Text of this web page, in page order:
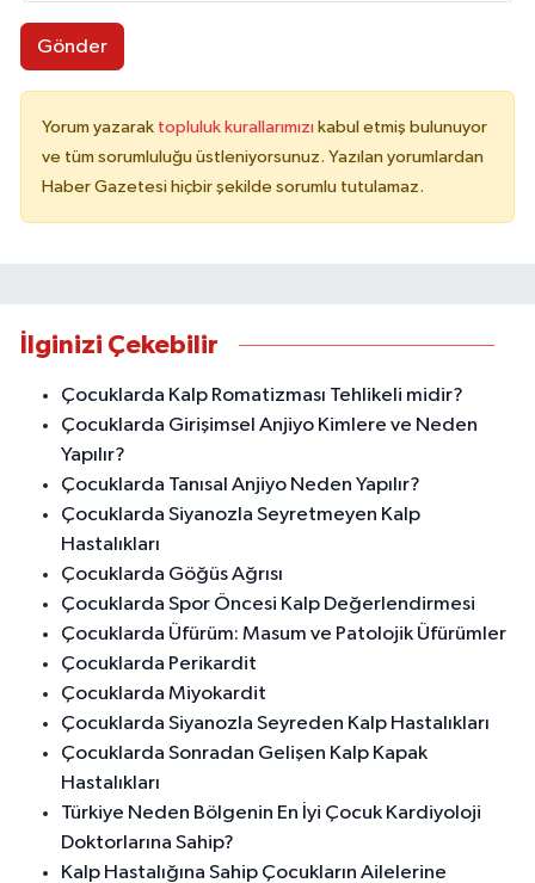
Gönder
Yorum yazarak topluluk kurallarımızı kabul etmiş bulunuyor
ve tüm sorumluluğu üstleniyorsunuz. Yazılan yorumlardan
Haber Gazetesi hiçbir şekilde sorumlu tutulamaz.
İlginizi Çekebilir
Çocuklarda Kalp Romatizması Tehlikeli midir?
Çocuklarda Girişimsel Anjiyo Kimlere ve Neden
Yapılır?
Çocuklarda Tanısal Anjiyo Neden Yapılır?
Çocuklarda Siyanozla Seyretmeyen Kalp
Hastalıkları
Çocuklarda Göğüs Ağrısı
Çocuklarda Spor Öncesi Kalp Değerlendirmesi
Çocuklarda Üfürüm: Masum ve Patolojik Üfürümler
Çocuklarda Perikardit
Çocuklarda Miyokardit
Çocuklarda Siyanozla Seyreden Kalp Hastalıkları
Çocuklarda Sonradan Gelişen Kalp Kapak
Hastalıkları
Türkiye Neden Bölgenin En İyi Çocuk Kardiyoloji
Doktorlarına Sahip?
Kalp Hastalığına Sahip Çocukların Ailelerine